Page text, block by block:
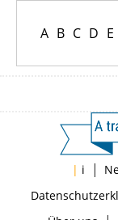
A B C D E
| i |